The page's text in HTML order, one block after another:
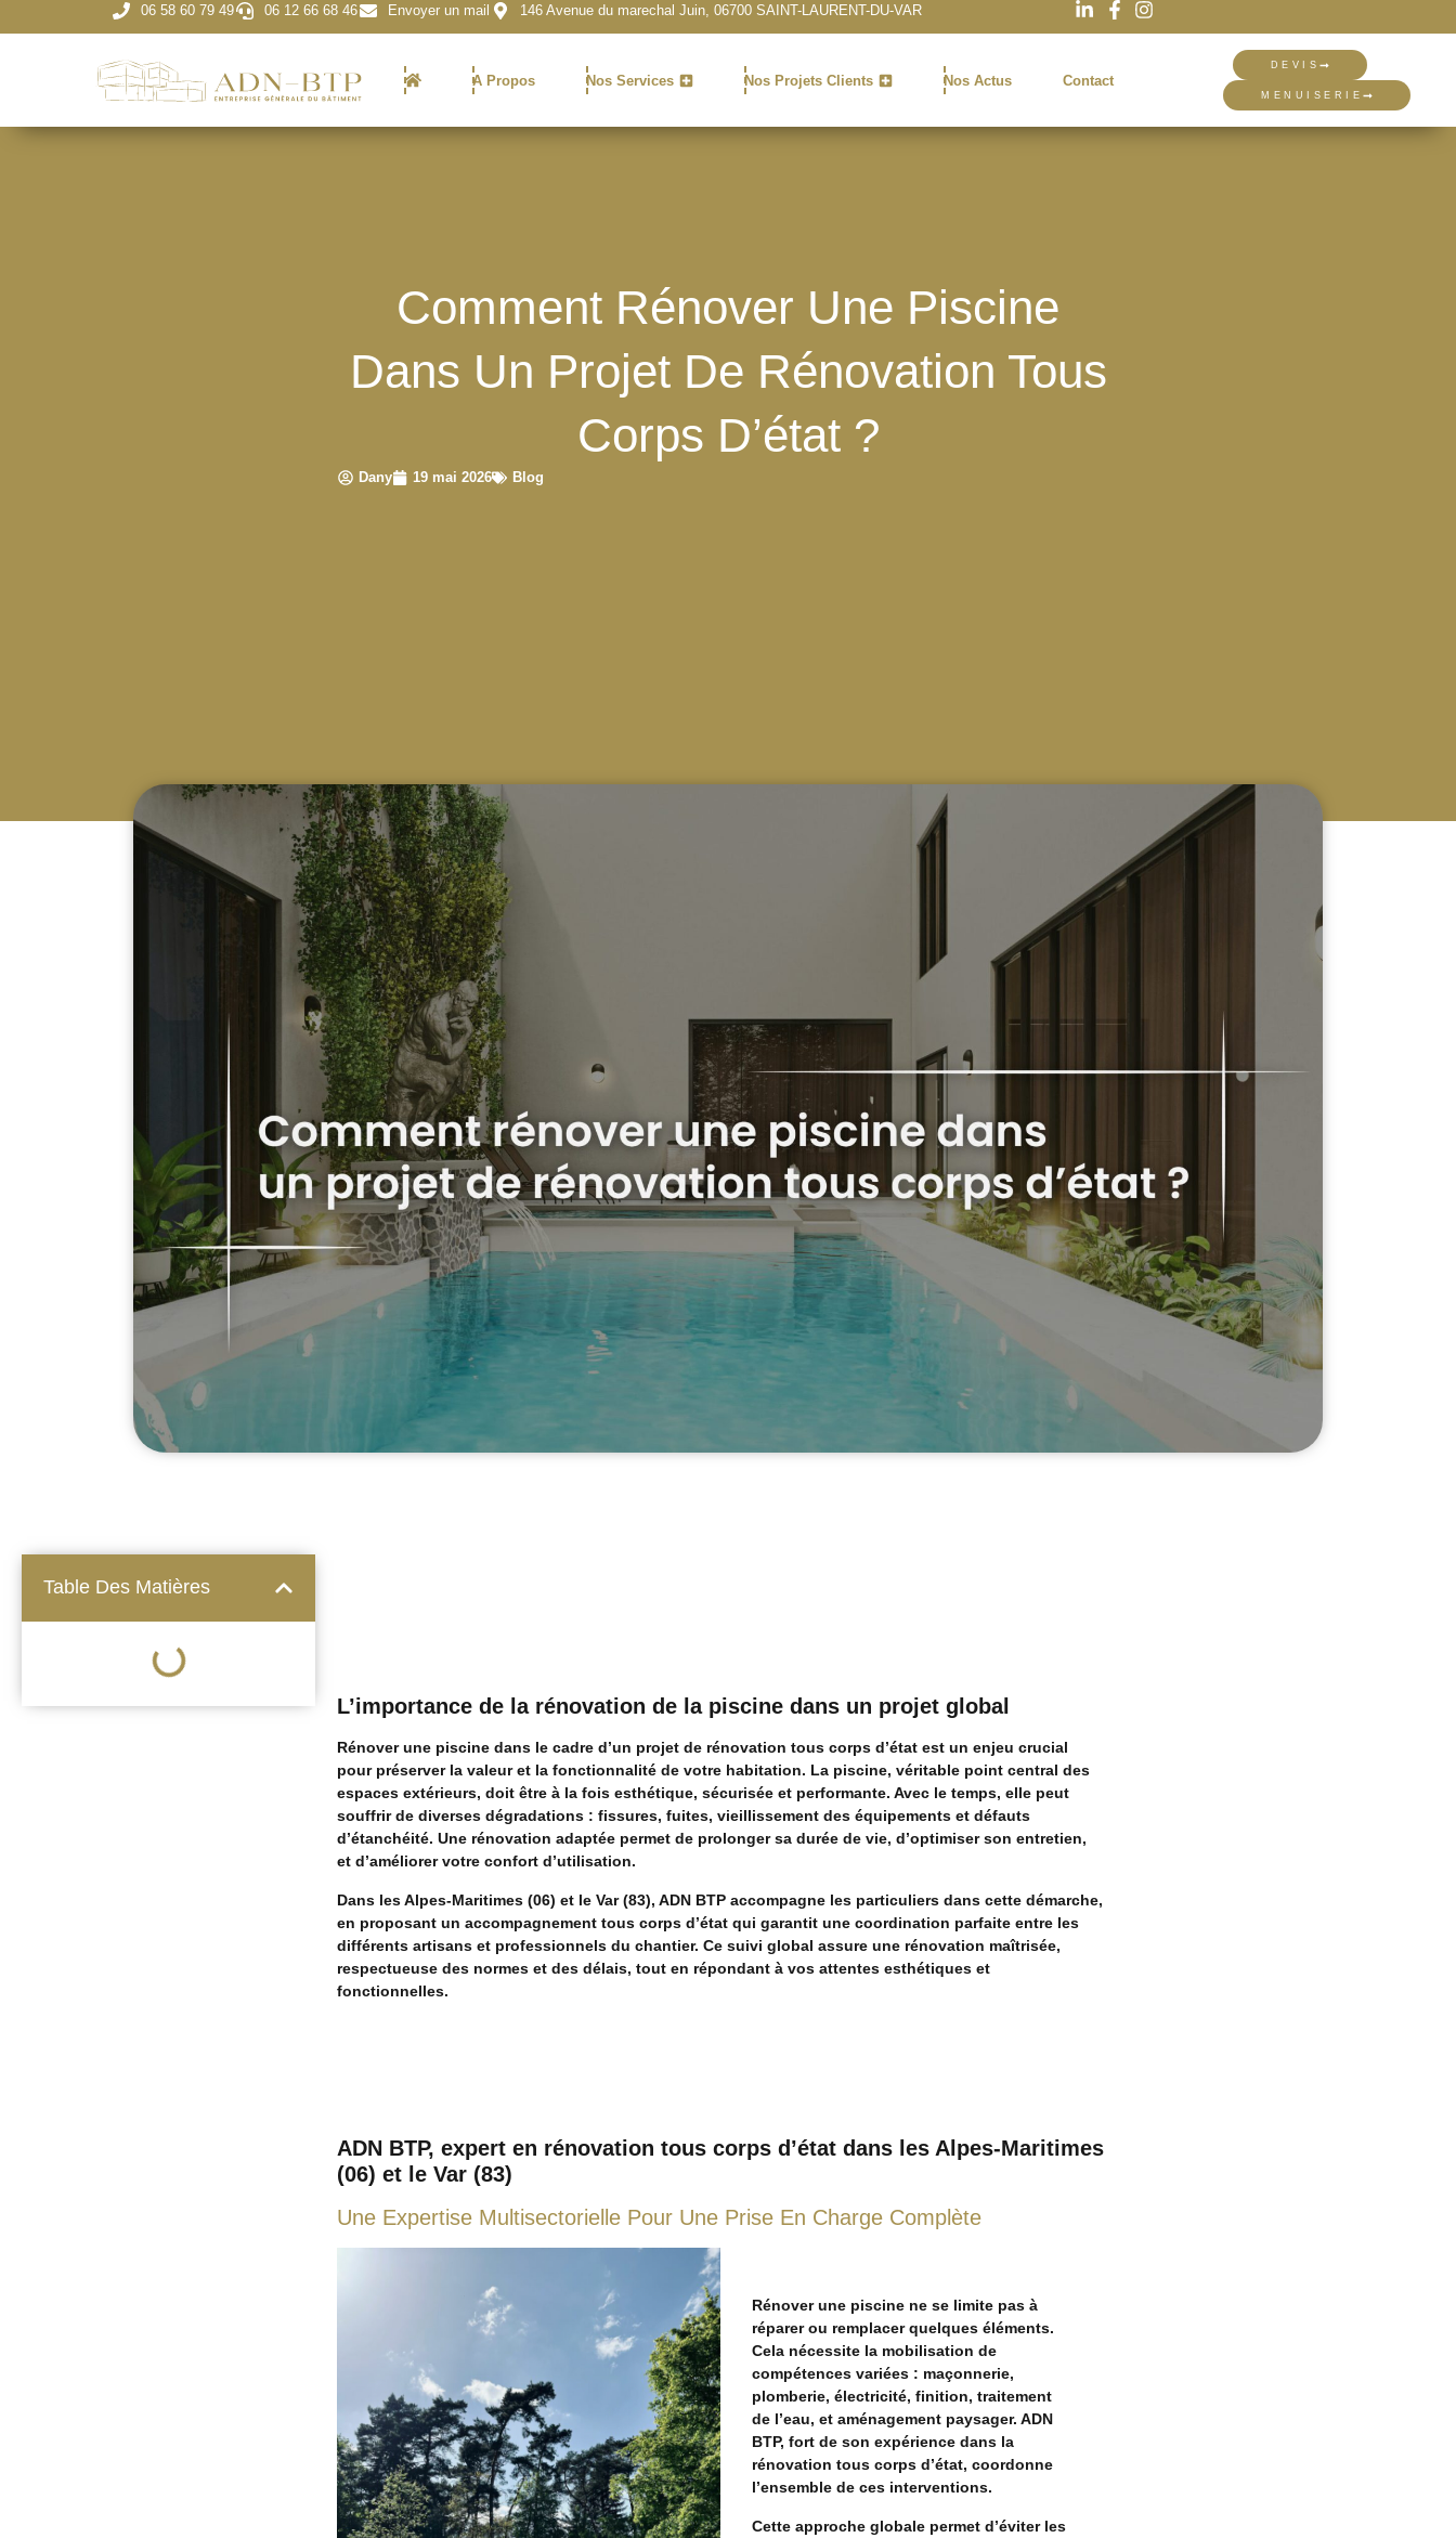
06 58 60 79 49 06 12 66 68 46 Envoyer un mail 146 Avenue du marechal Juin, 06700 SAINT-LAURENT-DU-VAR
A Propos Nos Services Nos Projets Clients Nos Actus Contact
DEVIS
MENUISERIE
Comment Rénover Une Piscine
Dans Un Projet De Rénovation Tous
Corps D’état ?
Dany 19 mai 2026 Blog
Table Des Matières
L’importance de la rénovation de la piscine dans un projet global
Rénover une piscine dans le cadre d’un projet de rénovation tous corps d’état est un enjeu crucial
pour préserver la valeur et la fonctionnalité de votre habitation. La piscine, véritable point central des
espaces extérieurs, doit être à la fois esthétique, sécurisée et performante. Avec le temps, elle peut
souffrir de diverses dégradations : fissures, fuites, vieillissement des équipements et défauts
d’étanchéité. Une rénovation adaptée permet de prolonger sa durée de vie, d’optimiser son entretien,
et d’améliorer votre confort d’utilisation.
Dans les Alpes-Maritimes (06) et le Var (83), ADN BTP accompagne les particuliers dans cette démarche,
en proposant un accompagnement tous corps d’état qui garantit une coordination parfaite entre les
différents artisans et professionnels du chantier. Ce suivi global assure une rénovation maîtrisée,
respectueuse des normes et des délais, tout en répondant à vos attentes esthétiques et
fonctionnelles.
ADN BTP, expert en rénovation tous corps d’état dans les Alpes-Maritimes
(06) et le Var (83)
Une Expertise Multisectorielle Pour Une Prise En Charge Complète
Rénover une piscine ne se limite pas à
réparer ou remplacer quelques éléments.
Cela nécessite la mobilisation de
compétences variées : maçonnerie,
plomberie, électricité, finition, traitement
de l’eau, et aménagement paysager. ADN
BTP, fort de son expérience dans la
rénovation tous corps d’état, coordonne
l’ensemble de ces interventions.
Cette approche globale permet d’éviter les